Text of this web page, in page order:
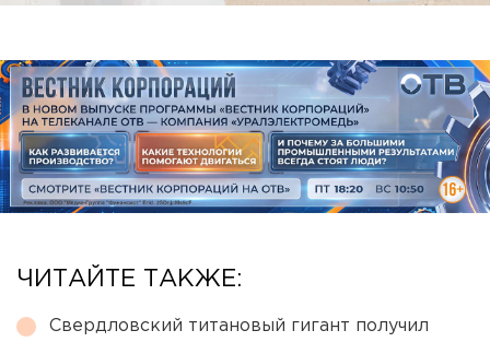
ЧИТАЙТЕ ТАКЖЕ:
Свердловский титановый гигант получил